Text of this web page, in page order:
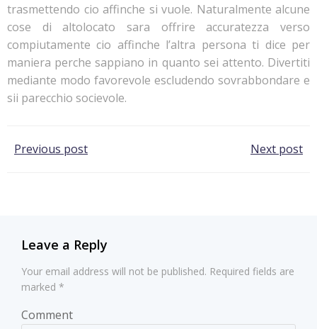
trasmettendo cio affinche si vuole. Naturalmente alcune
cose di altolocato sara offrire accuratezza verso
compiutamente cio affinche l’altra persona ti dice per
maniera perche sappiano in quanto sei attento. Divertiti
mediante modo favorevole escludendo sovrabbondare e
sii parecchio socievole.
Post
Previous post Next post
Leave a Reply
Your email address will not be published. Required fields are
marked *
Comment